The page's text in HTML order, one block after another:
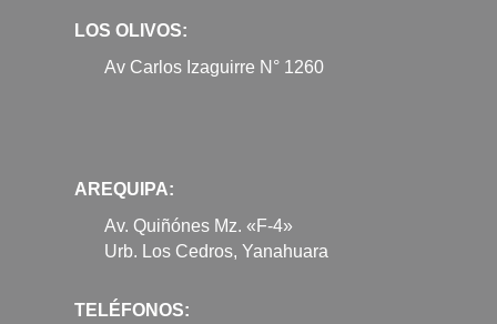
LOS OLIVOS:
Av Carlos Izaguirre N° 1260
AREQUIPA:
Av. Quiñónes Mz. «F-4»
Urb. Los Cedros, Yanahuara
TELÉFONOS: